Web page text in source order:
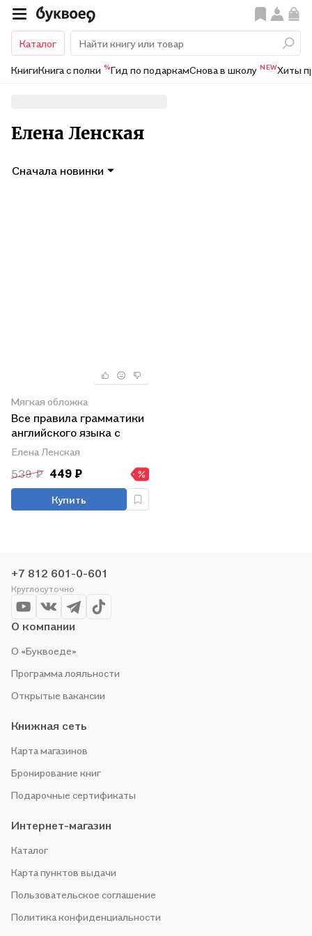
Каталог
КнигиКнига с полки %Гид по подаркамСнова в школу NEWХиты
Елена Ленская
Сначала новинки
Мягкая обложка
Все правила грамматики
английского языка с
наглядными примерами и
упражнениями. 2-4
классы
Елена Ленская
539 ₽ 449 ₽
Купить
+7 812 601-0-601
Круглосуточно
О компании
О «Буквоеде»
Программа лояльности
Открытые вакансии
Книжная сеть
Карта магазинов
Бронирование книг
Подарочные сертификаты
Интернет-магазин
Каталог
Карта пунктов выдачи
Пользовательское соглашение
Политика конфиденциальности